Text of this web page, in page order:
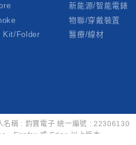
Kit/folder
新能源/智能電錶
物聯/穿戴裝置
醫療/線材
名稱 : 鈞寶電子 統一編號 : 22306130
、Firefox 或 Edge 以上版本